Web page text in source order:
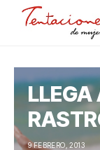
LLEGA
9 FEBRERO, 2013